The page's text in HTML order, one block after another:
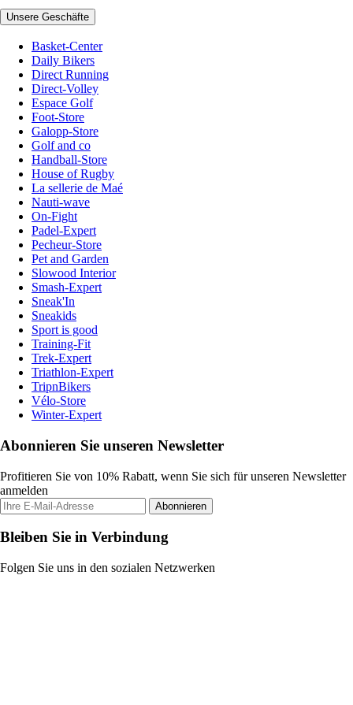
Unsere Geschäfte
Basket-Center
Daily Bikers
Direct Running
Direct-Volley
Espace Golf
Foot-Store
Galopp-Store
Golf and co
Handball-Store
House of Rugby
La sellerie de Maé
Nauti-wave
On-Fight
Padel-Expert
Pecheur-Store
Pet and Garden
Slowood Interior
Smash-Expert
Sneak'In
Sneakids
Sport is good
Training-Fit
Trek-Expert
Triathlon-Expert
TripnBikers
Vélo-Store
Winter-Expert
Abonnieren Sie unseren Newsletter
Profitieren Sie von 10% Rabatt, wenn Sie sich für unseren Newsletter
anmelden
Abonnieren
Bleiben Sie in Verbindung
Folgen Sie uns in den sozialen Netzwerken